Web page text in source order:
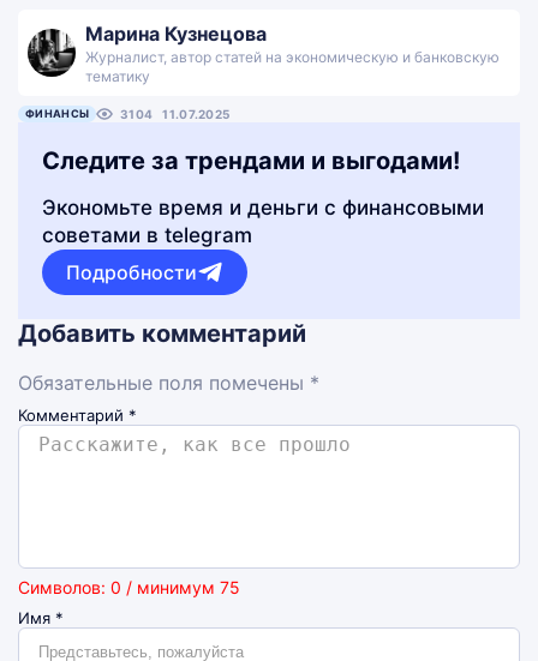
Марина Кузнецова
Журналист, автор статей на экономическую и банковскую
тематику
ФИНАНСЫ 3104 11.07.2025
Следите за трендами и выгодами!
Экономьте время и деньги с финансовыми
советами в telegram
Подробности
Добавить комментарий
Обязательные поля помечены *
Комментарий *
Символов: 0 / минимум 75
Имя *